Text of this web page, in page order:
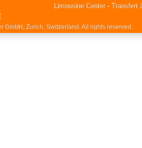
Limousine Center - Transfert
GmbH, Zurich, Switzerland. All rights reserved.